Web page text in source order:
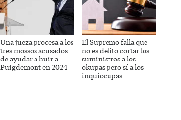
Una jueza procesa a los
tres mossos acusados
de ayudar a huir a
Puigdemont en 2024
El Supremo falla que
no es delito cortar los
suministros a los
okupas pero sí a los
inquiocupas